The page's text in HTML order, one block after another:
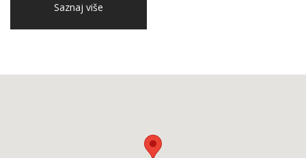
Saznaj više